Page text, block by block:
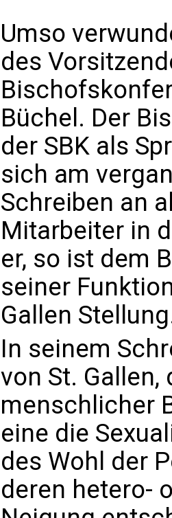
Umso
des
Büchel. Der
der SBK als
sich am
Schreiben an
Mitarbeiter in
er, so ist dem
seiner
Gallen
In seinem
von St.
menschlicher
eine die
des Wohl der
deren hetero-